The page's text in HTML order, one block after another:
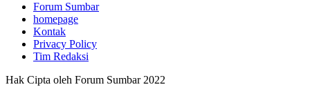
Forum Sumbar
homepage
Kontak
Privacy Policy
Tim Redaksi
Hak Cipta oleh Forum Sumbar 2022